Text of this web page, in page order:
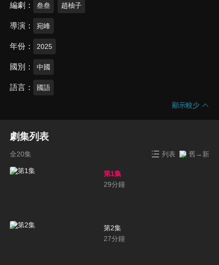
編劇 叁叁 趙柚子
導演 宛峰
年份 2025
國別 中國
語言 國語
顯示較少
劇集列表
全20集 列表 舊→新
第1集
29分鐘
第2集
27分鐘